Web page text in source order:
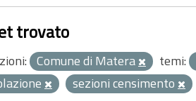
trovato
Comune di Matera temi:
sezioni censimento